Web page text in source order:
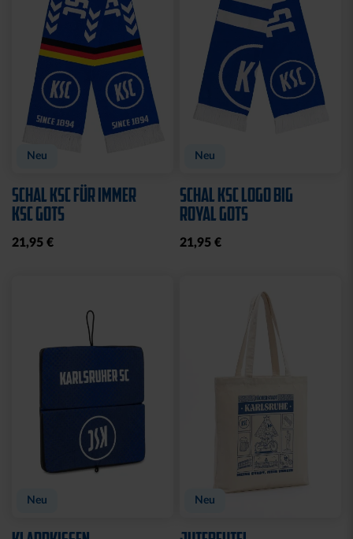
Neu
SCHAL KSC FÜR IMMER
KSC GOTS
21,95 €
Neu
SCHAL KSC LOGO BIG
ROYAL GOTS
21,95 €
Neu Neu